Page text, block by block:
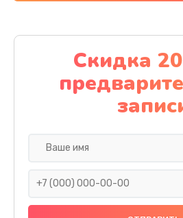
Замена
390 руб.
Заказать
Сбор/
Скидка